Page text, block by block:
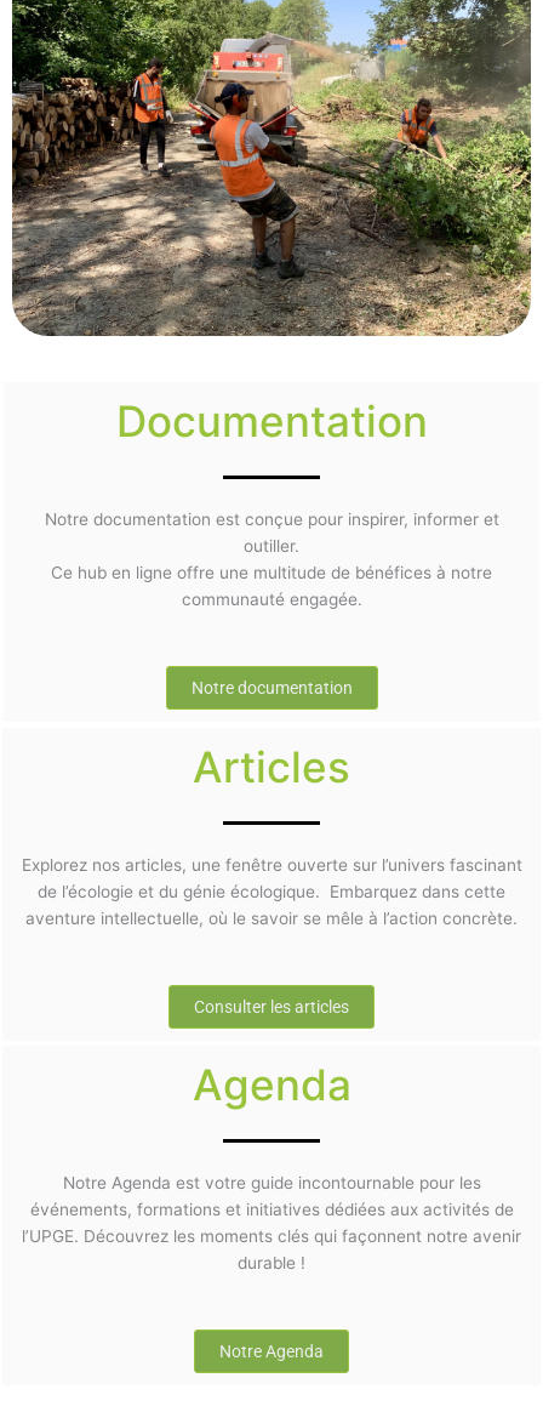
Documentation
Notre documentation est conçue pour inspirer, informer et
outiller.
Ce hub en ligne offre une multitude de bénéfices à notre
communauté engagée.
Notre documentation
Articles
Explorez nos articles, une fenêtre ouverte sur l’univers fascinant
de l’écologie et du génie écologique. Embarquez dans cette
aventure intellectuelle, où le savoir se mêle à l’action concrète.
Consulter les articles
Agenda
Notre Agenda est votre guide incontournable pour les
événements, formations et initiatives dédiées aux activités de
l’UPGE. Découvrez les moments clés qui façonnent notre avenir
durable !
Notre Agenda